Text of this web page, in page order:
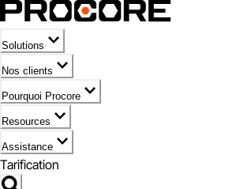
Solutions
Nos clients
Pourquoi Procore
Resources
Assistance
Tarification